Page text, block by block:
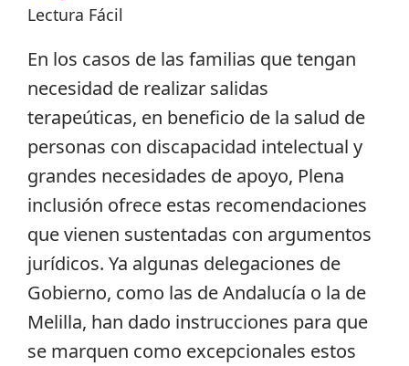
Lectura Fácil
En los casos de las familias que tengan
necesidad de realizar salidas
terapeúticas, en beneficio de la salud de
personas con discapacidad intelectual y
grandes necesidades de apoyo, Plena
inclusión ofrece estas recomendaciones
que vienen sustentadas con argumentos
jurídicos. Ya algunas delegaciones de
Gobierno, como las de Andalucía o la de
Melilla, han dado instrucciones para que
se marquen como excepcionales estos